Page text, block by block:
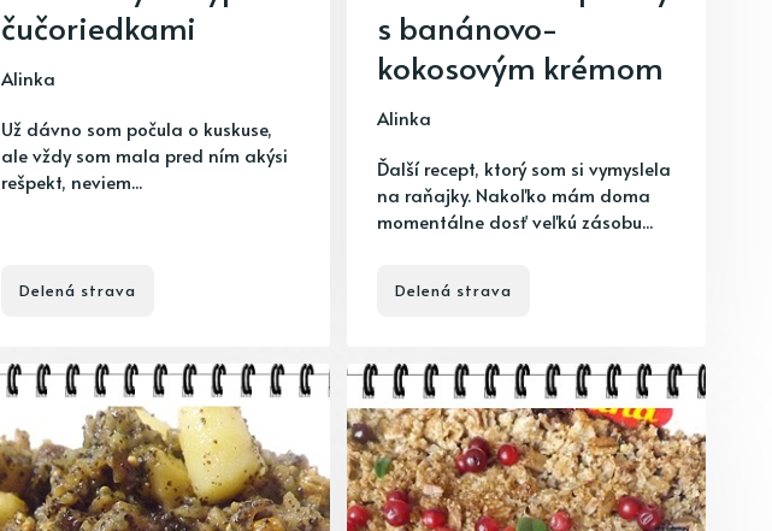
čučoriedkami
Alinka
Už dávno som počula o kuskuse,
ale vždy som mala pred ním akýsi
rešpekt, neviem...
Delená strava
s banánovo-
kokosovým krémom
Alinka
Ďalší recept, ktorý som si vymyslela
na raňajky. Nakoľko mám doma
momentálne dosť veľkú zásobu...
Delená strava